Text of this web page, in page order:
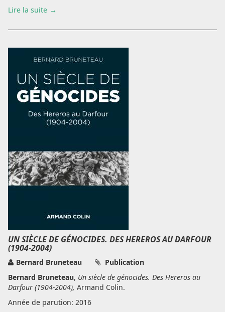
Lire la suite
UN SIÈCLE DE GÉNOCIDES. DES HEREROS AU DARFOUR
(1904-2004)
Bernard Bruneteau
Publication
Bernard Bruneteau, Un siècle de génocides. Des Hereros au
Darfour (1904-2004), Armand Colin.
Année de parution: 2016